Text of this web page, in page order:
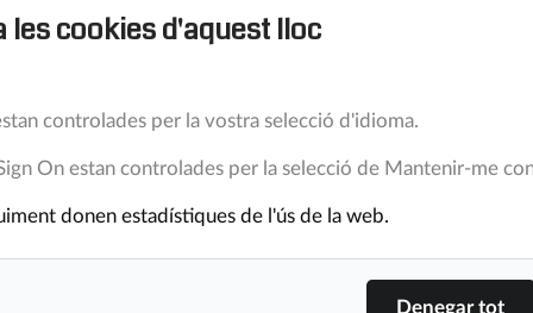
estàndard. El resultat és un cloud mort. Una
a cadascun dels paquets que esproposava
pot fallar, falla
de repositoris es fan executant transaccions. Si una
les cookies d'aquest lloc
controlades per la vostra selecció d'idioma.
On estan controlades per la selecció de Mantenir-me
donen estadístiques de l'ús de la web.